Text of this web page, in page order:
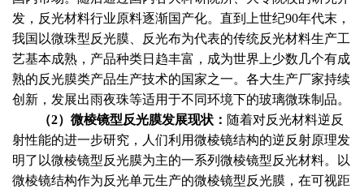
发，反光材料行业原料逐渐国产化。直到上世纪90年代末，
我国以微珠型反光膜、反光布为代表的传统反光材料生产工
艺基本成熟，产品种类日趋丰富，成为世界上少数几个有成
熟的反光膜类产品生产技术的国家之一。各大生产厂家持续
创新，发展出雨夜珠等适用于不同环境下的玻璃微珠制品。
（2）微棱镜型反光膜发展现状： 随着对反光材料逆反
射性能的进一步研究，人们利用微棱镜结构的逆反射原理发
明了以微棱镜型反光膜为主的一系列微棱镜型反光材料。以
微棱镜结构作为反光单元生产的微棱镜型反光膜，在可视距